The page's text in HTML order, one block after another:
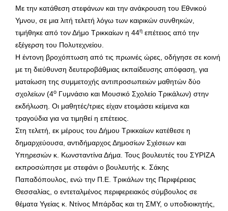
Με την κατάθεση στεφάνων και την ανάκρουση του Εθνικού
Υμνου, σε μια λιτή τελετή λόγω των καιρικών συνθηκών,
τιμήθηκε από τον Δήμο Τρικκαίων η 44η επέτειος από την
εξέγερση του Πολυτεχνείου.
Η έντονη βροχόπτωση από τις πρωινές ώρες, οδήγησε σε κοινή
με τη διεύθυνση δευτεροβάθμιας εκπαίδευσης απόφαση, για
ματαίωση της συμμετοχής αντιπροσωπειών μαθητών δύο
σχολείων (4ο Γυμνάσιο και Μουσικό Σχολείο Τρικάλων) στην
εκδήλωση. Οι μαθητές/τριες είχαν ετοιμάσει κείμενα και
τραγούδια για να τιμηθεί η επέτειος.
Στη τελετή, εκ μέρους του Δήμου Τρικκαίων κατέθεσε η
δημαρχεύουσα, αντιδήμαρχος Δημοσίων Σχέσεων και
Υπηρεσιών κ. Κωνσταντίνα Δήμα. Τους βουλευτές του ΣΥΡΙΖΑ
εκπροσώπησε με στεφάνι ο βουλευτής κ. Σάκης
Παπαδόπουλος, ενώ την Π.Ε. Τρικάλων της Περιφέρειας
Θεσσαλίας, ο εντεταλμένος περιφερειακός σύμβουλος σε
θέματα Υγείας κ. Ντίνος Μπάρδας και τη ΣΜΥ, ο υποδιοικητής,